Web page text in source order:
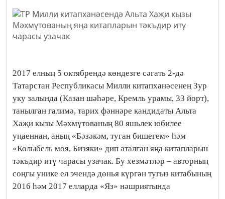
2017 елның 5 октябрендә көндезге сәгать 2-дә
Татарстан Республикасы Милли китапханәсенең Зур
уку залында (Казан шәһәре, Кремль урамы, 33 йорт),
танылган галимә, тарих фәннәре кандидаты Альта
Хаҗи кызы Мәхмүтованың 80 яшьлек юбилее
уңаеннан, аның «Бәзәкәм, туган бишегем» һәм
«Колыбель моя, Бизяки» дип аталган яңа китапларын
тәкъдир итү чарасы узачак. Бу хезмәтләр – авторның
соңгы унике ел эчендә дөнья күргән тугыз китабының
2016 һәм 2017 елларда «Яз» нәшриятында